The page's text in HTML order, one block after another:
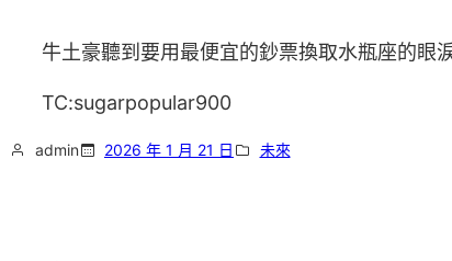
牛土豪聽到要用最便宜的鈔票換取水瓶座的眼
TC:sugarpopular900
admin 2026 年 1 月 21 日 未來